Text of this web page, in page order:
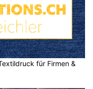
für Firmen &